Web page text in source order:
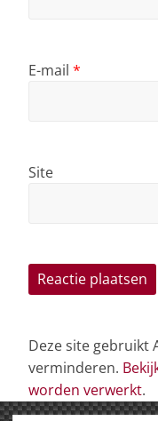
E-mail *
Site
Deze site gebruikt
verminderen.
worden verwerkt.